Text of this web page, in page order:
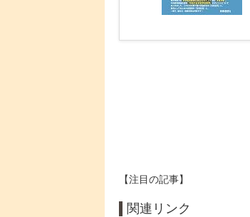
【注目の記事】
関連リンク